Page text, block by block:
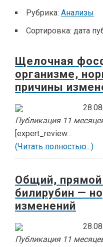
Рубрика: Анализы
Сортировка: дата
Щелочная
организме,
причины
Публикация 11
[expert_review...
(Читать полностью...)
Общий, прямой
билирубин —
изменений
Публикация 11